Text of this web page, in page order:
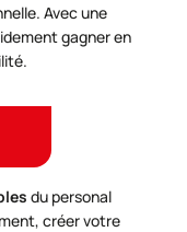
Avec une
gagner en
du personal
créer votre